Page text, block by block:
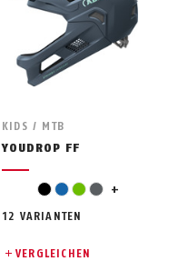
KIDS / MTB
YOUDROP FF
black
bluegreengrey
light green +
12 VARIANTEN
VERGLEICHEN